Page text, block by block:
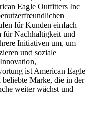
Eagle Outfitters Inc
für Kunden einfach
für Nachhaltigkeit und
Initiativen um, um
und soziale
ist American Eagle
Marke, die in der
weiter wächst und